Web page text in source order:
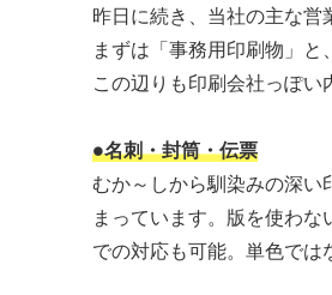
昨日に続き、当社の主な営
まずは「事務用印刷物」と
この辺りも印刷会社っぽい
●名刺・封筒・伝票
むか～しから馴染みの深
まっています。版を使わ
での対応も可能。単色では